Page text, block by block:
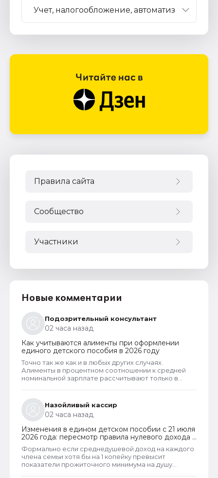
Правила сайта
Сообщество
Участники
Новые комментарии
Подозрительный консультант
02 часа назад
Как учитываются алименты при оформлении
единого детского пособия в 2026 году
Точно так же как и в любых других случаях.
Алименты в процентном соотношении к средней
номинальной зарплате рассчитывают только в
получает. Но долг по алиментам может возникнуть
только тогда, когда алименты оформлены в
соответствии с судебным решением. И если есть
решение суда, то алименты рассчитывают в
фактическом размере. То есть, в том размере,
который указан судом.
Назойливый кассир
02 часа назад
Изменения в едином детском пособии с 21 июля
2026 года: пересмотр правила нулевого дохода и
новый порядок оформления пособий по месту
пребывания
Формально если среднедушевой доход на каждого
члена семьи хотя бы на 1 копейку превысит
показатели прожиточного минимума на душу